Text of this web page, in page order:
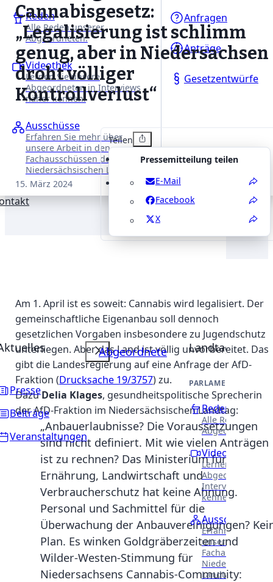
Reden
Alle Reden unserer
Abgeordneten.
Videothek
Lernen Sie unsere
Abgeordneten in Interviews
näher kennen.
Ausschüsse
Erfahren Sie mehr über
unsere Arbeit in den
Fachausschüssen des
Niedersächsischen Landtages.
Anfragen
Anträge
Gesetzentwürfe
Presse
Beiträge
Veranstaltungen
Abgeordnete Landtag
Reden
Alle Reden
Abgeordneten.
Videothek
Lernen Sie
Abgeordneten in
Interviews näher
kennen.
Ausschüsse
Erfahren Sie
unsere Arbeit in
Landtages.
Cannabisgesetz:
„Legalisierung ist schlimm
genug, aber in Niedersachsen
droht völliger
Kontrollverlust“
15. März 2024
Teilen
Pressemitteilung teilen
E-Mail
Facebook
X
Am 1. April ist es soweit: Cannabis wird legalisiert. Der
gemeinschaftliche Eigenanbau soll dennoch
gesetzlichen Vorgaben insbesondere zu Jugendschutz
unterliegen. Aber das Land ist völlig unvorbereitet. Das
gibt die Landesregierung auf eine Anfrage der AfD-
Fraktion (Drucksache 19/3757) zu.
DazuDelia Klages, gesundheitspolitische Sprecherin
der AfD-Fraktion im Niedersächsischen Landtag:
„Anbauerlaubnisse? Die Voraussetzungen
sind nicht definiert. Mit wie vielen Anträgen
ist zu rechnen? Das Ministerium für
Ernährung, Landwirtschaft und
Verbraucherschutz hat keine Ahnung.
Personal und Sachmittel für die
Überwachung der Anbauvereinigungen?
Plan. Es winken Goldgräberzeiten und
Wilder-Westen-Stimmung für
Niedersachsens Cannabis-Community: